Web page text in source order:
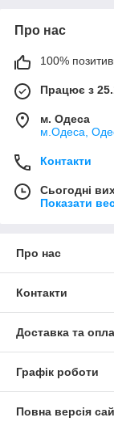
Про нас
100%
Працює з
м. Одеса
м.Одеса,
Контакти
Сьогодні
Показати
Про нас
Контакти
Доставка та
Графік роботи
Повна версія